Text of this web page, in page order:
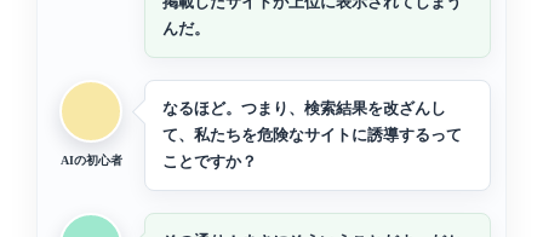
んだ。
AIの初心者
なるほど。つまり、検索結果を改ざんし
て、私たちを危険なサイトに誘導するって
ことですか？